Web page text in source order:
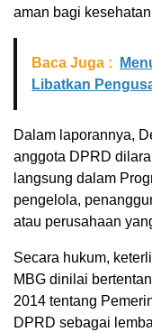
aman bagi
Baca Juga :
Libatkan
Dalam laporannya,
anggota DPRD
langsung dalam
pengelola,
atau perusahaan
Secara hukum,
MBG dinilai
2014 tentang
DPRD sebagai